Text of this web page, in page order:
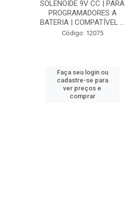
SOLENOIDE 9V CC | PARA
PROGRAMADORES A
BATERIA | COMPATÍVEL ...
Código: 12075
Faça seu login ou
cadastre-se para
ver preços e
comprar